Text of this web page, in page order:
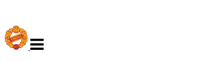
navigasjon